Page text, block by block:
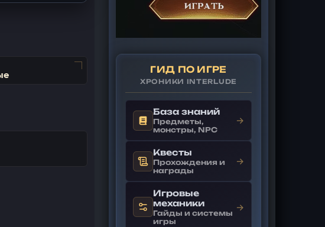
ГИД ПО ИГРЕ
ХРОНИКИ INTERLUDE
База знаний
Предметы,
монстры, NPC
→
Квесты
Прохождения и
награды
→
Игровые
механики
Гайды и системы
игры
→